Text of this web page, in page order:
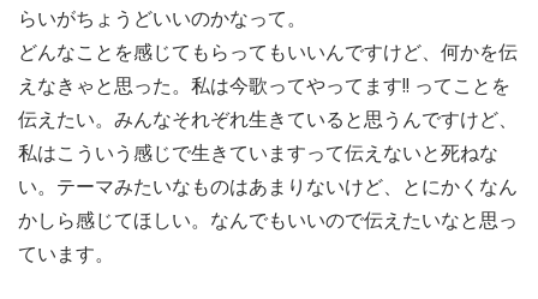
らいがちょうどいいのかなって。
どんなことを感じてもらってもいいんですけど、何かを伝
えなきゃと思った。私は今歌ってやってます!! ってことを
伝えたい。みんなそれぞれ生きていると思うんですけど、
私はこういう感じで生きていますって伝えないと死ねな
い。テーマみたいなものはあまりないけど、とにかくなん
かしら感じてほしい。なんでもいいので伝えたいなと思っ
ています。